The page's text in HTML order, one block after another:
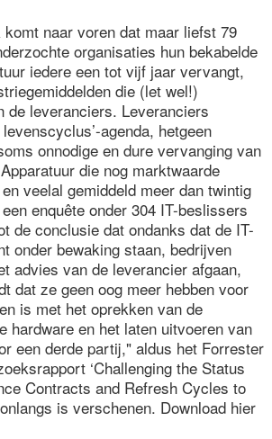
naar voren dat maar liefst 79
organisaties hun bekabelde
iedere een tot vijf jaar vervangt,
die (let wel!)
de leveranciers. Leveranciers
levenscyclus’-agenda, hetgeen
onnodige en dure vervanging van
die nog marktwaarde
veelal gemiddeld meer dan twintig
enquête onder 304 IT-beslissers
de conclusie dat ondanks dat de IT-
onder bewaking staan, bedrijven
advies van de leverancier afgaan,
dat ze geen oog meer hebben voor
is met het oprekken van de
hardware en het laten uitvoeren van
een derde partij," aldus het Forrester
‘Challenging the Status
Contracts and Refresh Cycles to
is verschenen. Download hier